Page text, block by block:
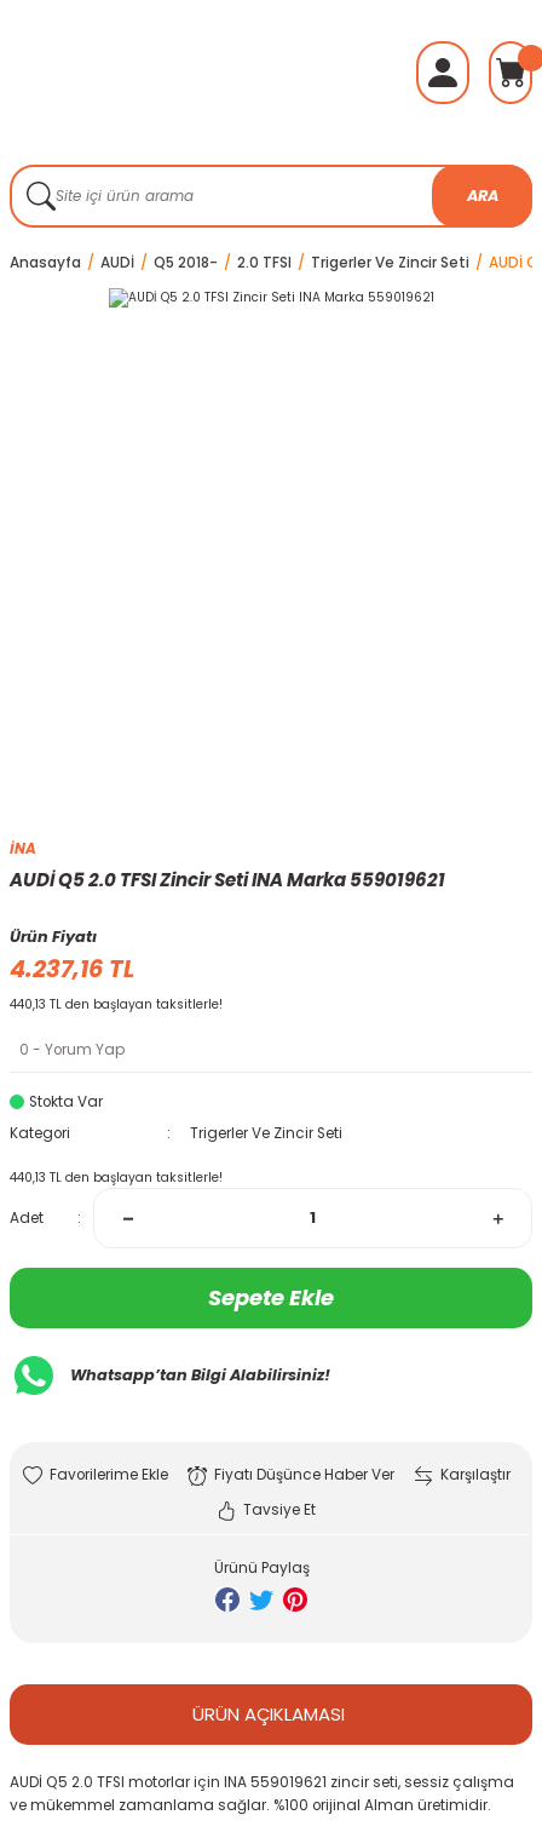
ARA
Anasayfa AUDİ Q5 2018- 2.0 TFSI Trigerler Ve Zincir Seti AUDİ
İNA
AUDİ Q5 2.0 TFSI Zincir Seti INA Marka 559019621
Ürün Fiyatı
4.237,16 TL
440,13 TL den başlayan taksitlerle!
0 - Yorum Yap
Stokta Var
Kategori
Trigerler Ve Zincir Seti
440,13 TL den başlayan taksitlerle!
Adet
Sepete Ekle
Whatsapp’tan Bilgi Alabilirsiniz!
Fiyatı Düşünce Haber Ver
Karşılaştır
Tavsiye Et
Ürünü Paylaş
ÜRÜN AÇIKLAMASI
AUDİ Q5 2.0 TFSI motorlar için INA 559019621 zincir seti, sessiz çalışma
ve mükemmel zamanlama sağlar. %100 orijinal Alman üretimidir.